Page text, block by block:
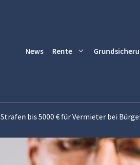
News Rente
Strafen bis 5000 € für Vermieter bei